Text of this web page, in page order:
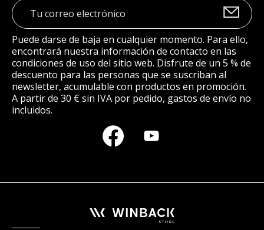
Puede darse de baja en cualquier momento. Para ello,
encontrará nuestra información de contacto en las
condiciones de uso del sitio web. Disfrute de un 5 % de
descuento para las personas que se suscriban al
newsletter, acumulable con productos en promoción.
A partir de 30 € sin IVA por pedido, gastos de envío no
incluidos.